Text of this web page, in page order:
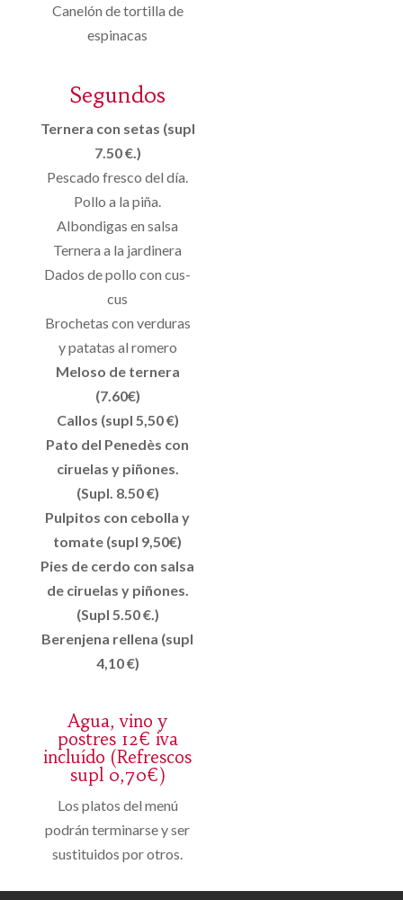
Canelón de tortilla de
espinacas
Segundos
Ternera con setas (supl
7.50 €.)
Pescado fresco del día.
Pollo a la piña.
Albondigas en salsa
Ternera a la jardinera
Dados de pollo con cus-
cus
Brochetas con verduras
y patatas al romero
Meloso de ternera
(7.60€)
Callos (supl 5,50 €)
Pato del Penedès con
ciruelas y piñones.
(Supl. 8.50 €)
Pulpitos con cebolla y
tomate (supl 9,50€)
Pies de cerdo con salsa
de ciruelas y piñones.
(Supl 5.50 €.)
Berenjena rellena (supl
4,10 €)
Agua, vino y
postres 12€ iva
incluído (Refrescos
supl 0,70€)
Los platos del menú
podrán terminarse y ser
sustituidos por otros.